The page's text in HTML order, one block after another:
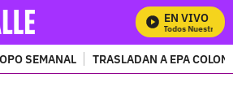
EN VIVO
Mira Todos Nuestros
SEMANAL TRASLADAN A EPA